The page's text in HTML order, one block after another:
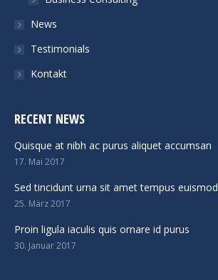
News
Testimonials
Kontakt
RECENT NEWS
Quisque at nibh ac purus aliquet accumsan
17. Mai 2017
Sed tincidunt urna sit amet tempus euismod
25. März 2017
Proin ligula iaculis quis ornare id purus
30. Januar 2017